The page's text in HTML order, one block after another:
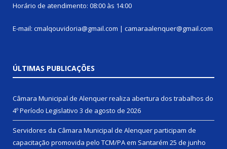
Horário de atendimento: 08:00 às 14:00
E-mail: cmalqouvidoria@gmail.com | camaraalenquer@gmail.com
ÚLTIMAS PUBLICAÇÕES
Câmara Municipal de Alenquer realiza abertura dos trabalhos do
4º Período Legislativo 3 de agosto de 2026
Servidores da Câmara Municipal de Alenquer participam de
capacitação promovida pelo TCM/PA em Santarém 25 de junho